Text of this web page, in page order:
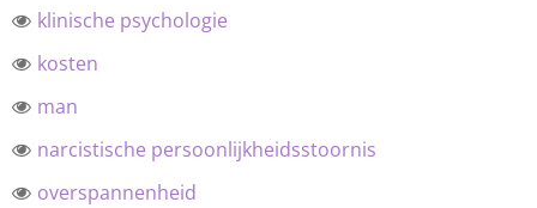
klinische psychologie
kosten
man
narcistische persoonlijkheidsstoornis
overspannenheid